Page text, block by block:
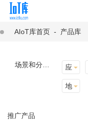
AIoT库首页 - 产品库
应用场景
地址选择
推广产品